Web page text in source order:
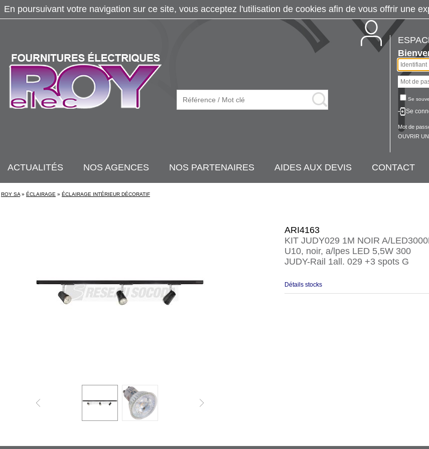
Se
Se
Mot de
OUVRIR
ACTUALITÉS NOS AGENCES NOS PARTENAIRES AIDES AUX DEVIS CONTACT
ROY SA » ÉCLAIRAGE » ÉCLAIRAGE INTÉRIEUR DÉCORATIF
ARI4163
KIT JUDY029 1M NOIR A/
U10, noir, a/lpes LED 5,5W 300
JUDY-Rail 1all. 029 +3 spots G
Détails stocks
En poursuivant votre navigation sur ce site, vous acceptez l'utilisation de cookies afin de vous offrir une